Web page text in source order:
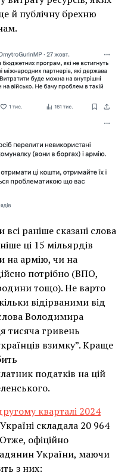
й публічну брехню
раніше сказані слова
ці 15 мільярдів
на армію, чи на
потрібно (ВПО,
тощо). Не варто
відірваними від
Володимира
тисяча гривень
взимку”. Краще
податків на цій
кварталі 2024
складала 20 964
офіційно
України, маючи
з них: